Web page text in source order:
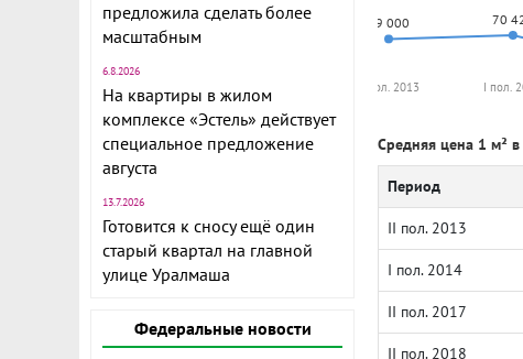
предложила сделать более
масштабным
6.8.2026
На квартиры в жилом
комплексе «Эстель» действует
специальное предложение
августа
13.7.2026
Готовится к сносу ещё один
старый квартал на главной
улице Уралмаша
Федеральные новости
69 000
70
II пол. 2013 I пол.
Средняя цена 1 м²
Период
II пол. 2013
I пол. 2014
II пол. 2017
II пол. 2018